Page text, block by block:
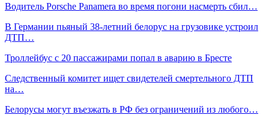
Водитель Porsche Panamera во время погони насмерть сбил…
В Германии пьяный 38-летний белорус на грузовике устроил
ДТП…
Троллейбус с 20 пассажирами попал в аварию в Бресте
Следственный комитет ищет свидетелей смертельного ДТП
на…
Белорусы могут въезжать в РФ без ограничений из любого…